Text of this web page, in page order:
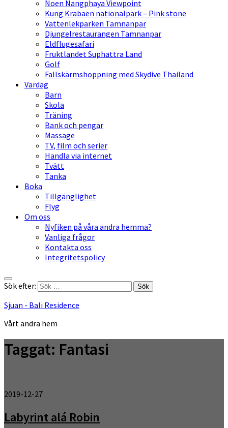
Noen Nangphaya Viewpoint
Kung Krabaen nationalpark – Pink stone
Vattenlekparken Tamnanpar
Djungelrestaurangen Tamnanpar
Eldflugesafari
Fruktlandet Suphattra Land
Golf
Fallskärmshoppning med Skydive Thailand
Vardag
Barn
Skola
Träning
Bank och pengar
Massage
TV, film och serier
Handla via internet
Tvätt
Tanka
Boka
Tillgänglighet
Flyg
Om oss
Nyfiken på våra andra hemma?
Vanliga frågor
Kontakta oss
Integritetspolicy
Sök efter:
Sjuan - Bali Residence
Vårt andra hem
Taggat: Fantasi
2019-12-27
Labyrint alá Robin